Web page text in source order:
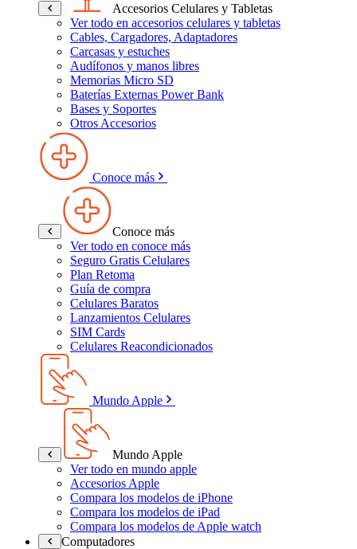
Accesorios Celulares y Tabletas
Ver todo en accesorios celulares y tabletas
Cables, Cargadores, Adaptadores
Carcasas y estuches
Audífonos y manos libres
Memorias Micro SD
Baterías Externas Power Bank
Bases y Soportes
Otros Accesorios
Conoce más
Conoce más
Ver todo en conoce más
Seguro Gratis Celulares
Plan Retoma
Guía de compra
Celulares Baratos
Lanzamientos Celulares
SIM Cards
Celulares Reacondicionados
Mundo Apple
Mundo Apple
Ver todo en mundo apple
Accesorios Apple
Compara los modelos de iPhone
Compara los modelos de iPad
Compara los modelos de Apple watch
Computadores